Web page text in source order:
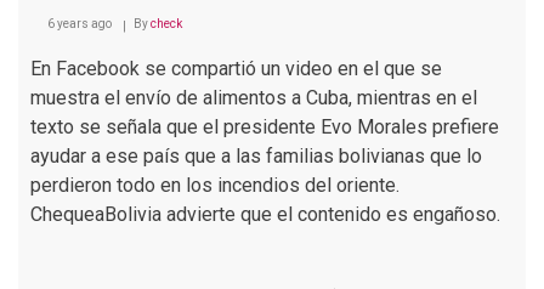
6 years ago Bycheck
En Facebook se compartió un video en el que se
muestra el envío de alimentos a Cuba, mientras en el
texto se señala que el presidente Evo Morales prefiere
ayudar a ese país que a las familias bolivianas que lo
perdieron todo en los incendios del oriente.
ChequeaBolivia advierte que el contenido es engañoso.